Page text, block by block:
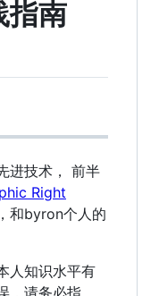
指南
进技术， 前半
Right
和byron个人的
人知识水平有
，请务必指